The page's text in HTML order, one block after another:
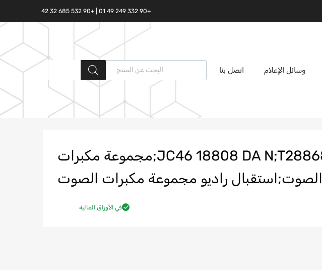
+90 332 249 49 01 | +90 532 685 32 42
وسائل الإعلام اتصل بنا
البحث المنتجات
JC46 18808 DA N;T288680;مجموعة مكبرات
الصوت;استقبال راديو مجموعة مكبرات الصوت
في الأوراق المالية